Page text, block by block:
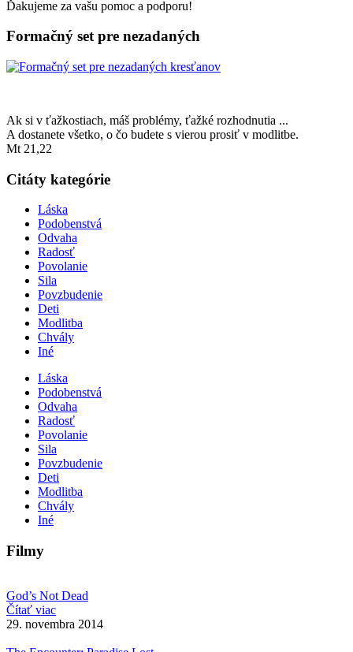
Ďakujeme za vašu pomoc a podporu!
Formačný set pre nezadaných
Ak si v ťažkostiach, máš problémy, ťažké rozhodnutia ...
A dostanete všetko, o čo budete s vierou prosiť v modlitbe.
Mt 21,22
Citáty kategórie
Láska
Podobenstvá
Odvaha
Radosť
Povolanie
Sila
Povzbudenie
Deti
Modlitba
Chvály
Iné
Láska
Podobenstvá
Odvaha
Radosť
Povolanie
Sila
Povzbudenie
Deti
Modlitba
Chvály
Iné
Filmy
God’s Not Dead
Čítať viac
29. novembra 2014